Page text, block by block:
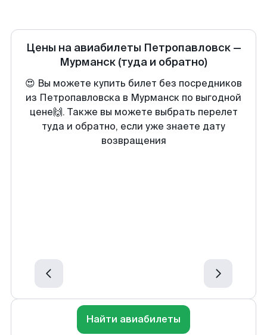
Цены на авиабилеты Петропавловск—
Мурманск (туда и обратно)
😍 Вы можете купить билет без посредников
из Петропавловска в Мурманск по выгодной
цене🙌. Также вы можете выбрать перелет
туда и обратно, если уже знаете дату
возвращения
Найти авиабилеты